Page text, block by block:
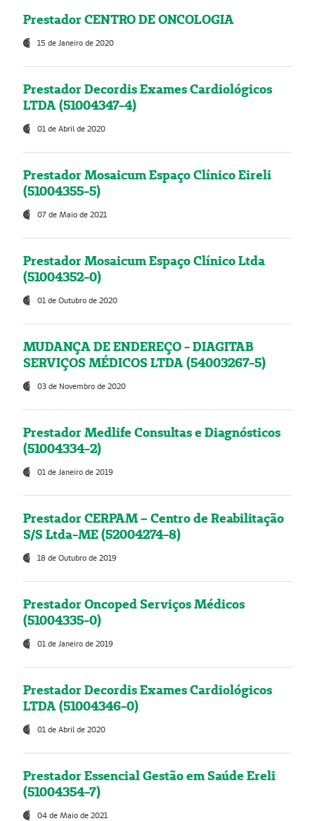
Prestador CENTRO DE ONCOLOGIA
15 de Janeiro de 2020
Prestador Decordis Exames Cardiológicos
LTDA (51004347-4)
01 de Abril de 2020
Prestador Mosaicum Espaço Clínico Eireli
(51004355-5)
07 de Maio de 2021
Prestador Mosaicum Espaço Clínico Ltda
(51004352-0)
01 de Outubro de 2020
MUDANÇA DE ENDEREÇO - DIAGITAB
SERVIÇOS MÉDICOS LTDA (54003267-5)
03 de Novembro de 2020
Prestador Medlife Consultas e Diagnósticos
(51004334-2)
01 de Janeiro de 2019
Prestador CERPAM – Centro de Reabilitação
S/S Ltda-ME (52004274-8)
18 de Outubro de 2019
Prestador Oncoped Serviços Médicos
(51004335-0)
01 de Janeiro de 2019
Prestador Decordis Exames Cardiológicos
LTDA (51004346-0)
01 de Abril de 2020
Prestador Essencial Gestão em Saúde Ereli
(51004354-7)
04 de Maio de 2021